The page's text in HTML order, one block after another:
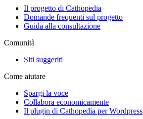
Il progetto di Cathopedia
Domande frequenti sul progetto
Guida alla consultazione
Comunità
Siti suggeriti
Come aiutare
Spargi la voce
Collabora economicamente
Il plugin di Cathopedia per Wordpress